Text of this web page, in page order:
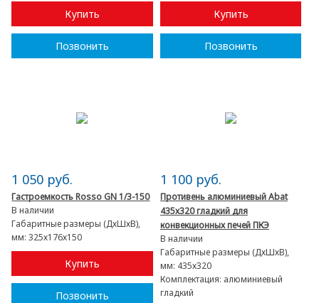
Купить
Позвонить
Купить
Позвонить
1 050 руб.
Гастроемкость Rosso GN 1/3-150
В наличии
Габаритные размеры (ДхШхВ),
мм:325х176х150
Купить
Позвонить
1 100 руб.
Противень алюминиевый Abat
435х320 гладкий для
конвекционных печей ПКЭ
В наличии
Габаритные размеры (ДхШхВ),
мм: 435х320
Комплектация: алюминиевый
гладкий